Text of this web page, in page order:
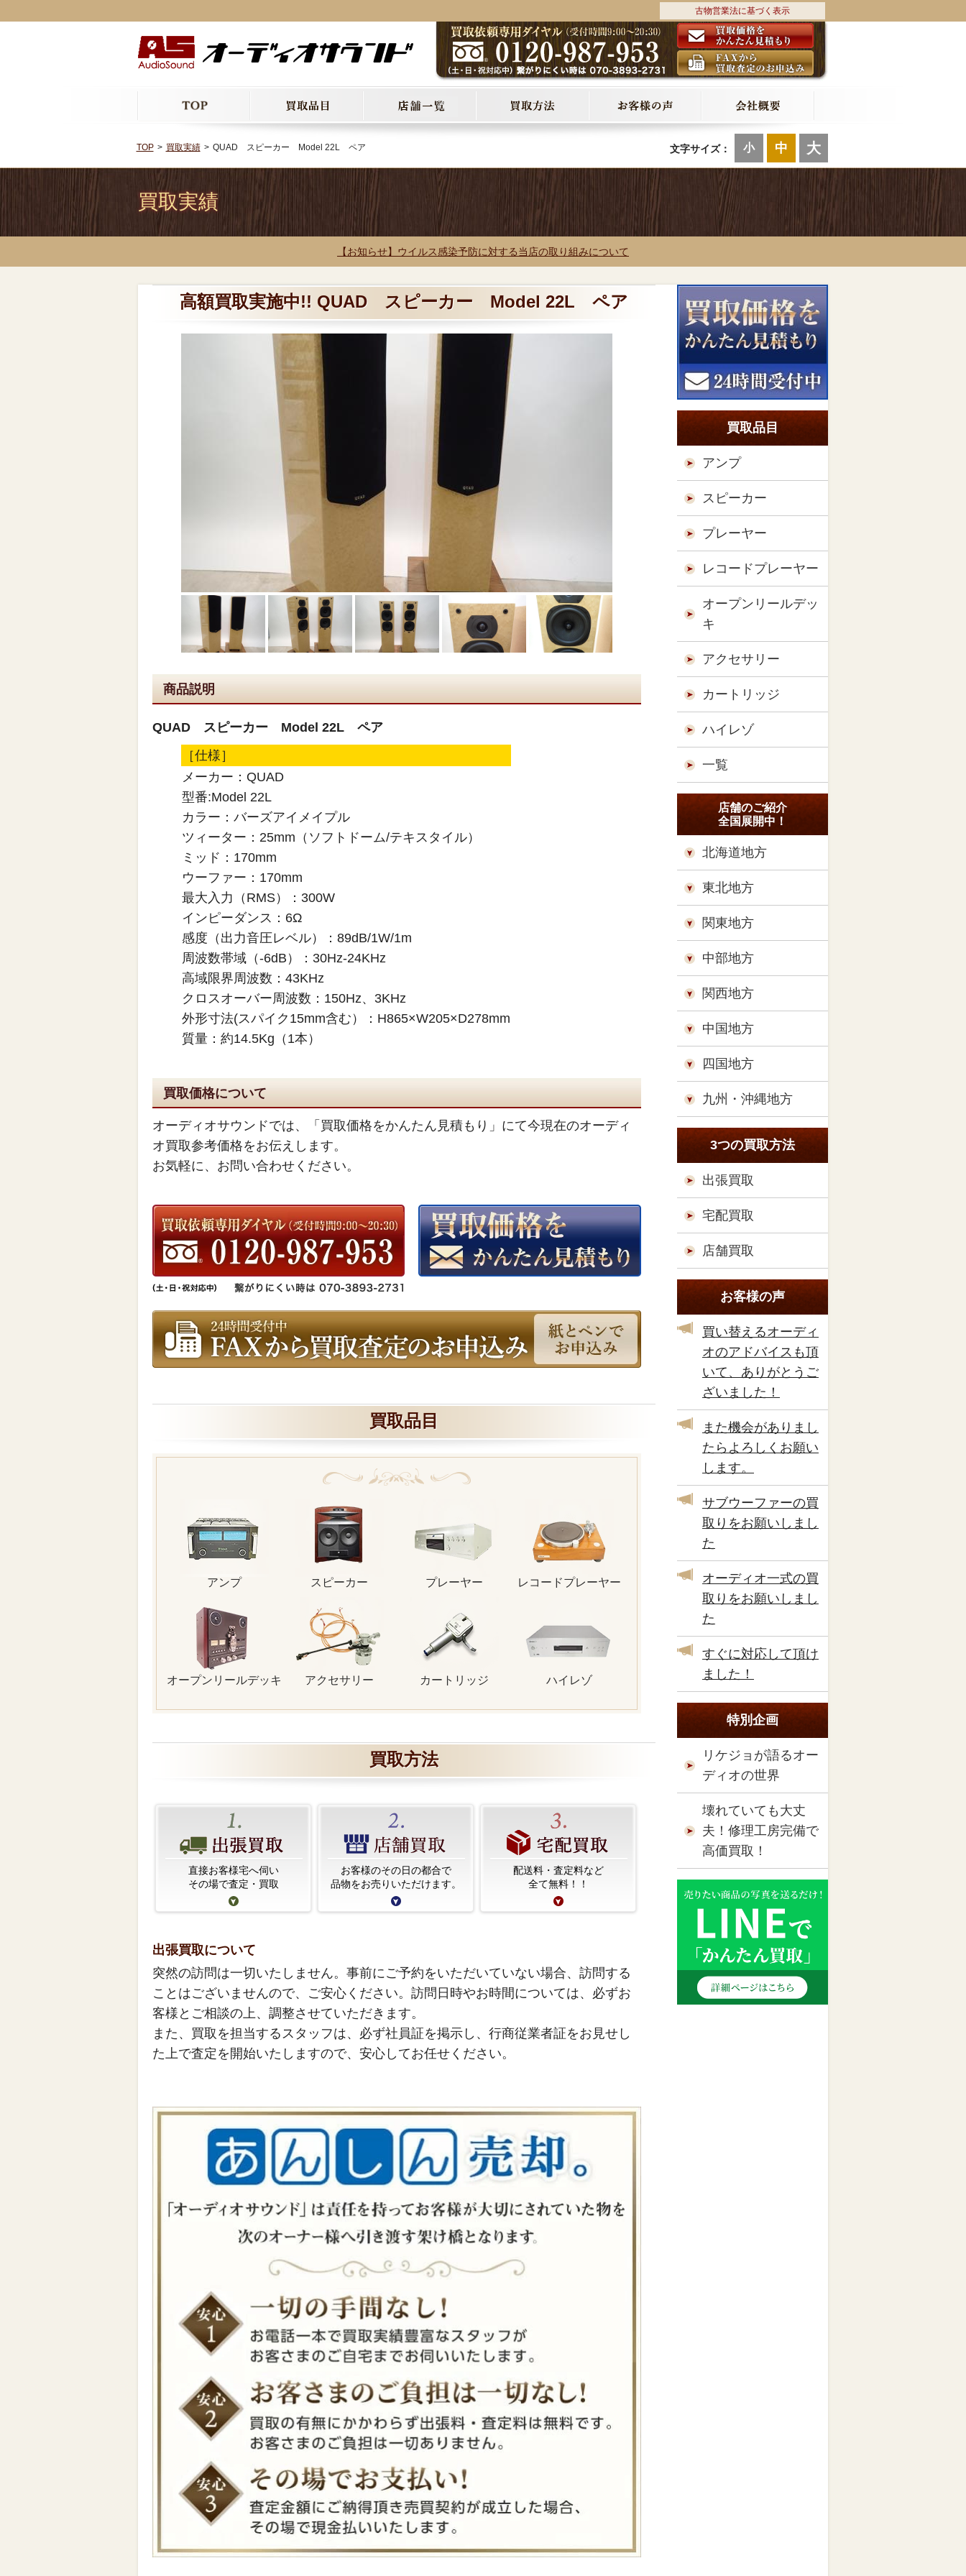
古物営業法に基づく表示
文字サイズ： 小 中 大
TOP 買取実績 QUAD スピーカー Model 22L ペア
買取実績
【お知らせ】ウイルス感染予防に対する当店の取り組みについて
高額買取実施中!! QUAD スピーカー Model 22L ペア
商品説明
QUAD スピーカー Model 22L ペア
［仕様］
メーカー：QUAD
型番:Model 22L
カラー：バーズアイメイプル
ツィーター：25mm（ソフトドーム/テキスタイル）
ミッド：170mm
ウーファー：170mm
最大入力（RMS）：300W
インピーダンス：6Ω
感度（出力音圧レベル）：89dB/1W/1m
周波数帯域（-6dB）：30Hz-24KHz
高域限界周波数：43KHz
クロスオーバー周波数：150Hz、3KHz
外形寸法(スパイク15mm含む）：H865×W205×D278mm
質量：約14.5Kg（1本）
買取価格について
オーディオサウンドでは、「買取価格をかんたん見積もり」にて今現在のオーディ
オ買取参考価格をお伝えします。
お気軽に、お問い合わせください。
買取品目
アンプ スピーカー プレーヤー レコードプレーヤー
オープンリールデッキ アクセサリー カートリッジ ハイレゾ
買取方法
直接お客様宅へ伺い
その場で査定・買取
お客様のその日の都合で
品物をお売りいただけます。
配送料・査定料など
全て無料！！
出張買取について
突然の訪問は一切いたしません。事前にご予約をいただいていない場合、訪問する
ことはございませんので、ご安心ください。訪問日時やお時間については、必ずお
客様とご相談の上、調整させていただきます。
また、買取を担当するスタッフは、必ず社員証を掲示し、行商従業者証をお見せし
た上で査定を開始いたしますので、安心してお任せください。
買取品目
アンプ
スピーカー
プレーヤー
レコードプレーヤー
オープンリールデッ
キ
アクセサリー
カートリッジ
ハイレゾ
一覧
店舗のご紹介
全国展開中！
北海道地方
東北地方
関東地方
中部地方
関西地方
中国地方
四国地方
九州・沖縄地方
3つの買取方法
出張買取
宅配買取
店舗買取
お客様の声
買い替えるオーディ
オのアドバイスも頂
いて、ありがとうご
ざいました！
また機会がありまし
たらよろしくお願い
します。
サブウーファーの買
取りをお願いしまし
た
オーディオ一式の買
取りをお願いしまし
た
すぐに対応して頂け
ました！
特別企画
リケジョが語るオー
ディオの世界
壊れていても大丈
夫！修理工房完備で
高価買取！